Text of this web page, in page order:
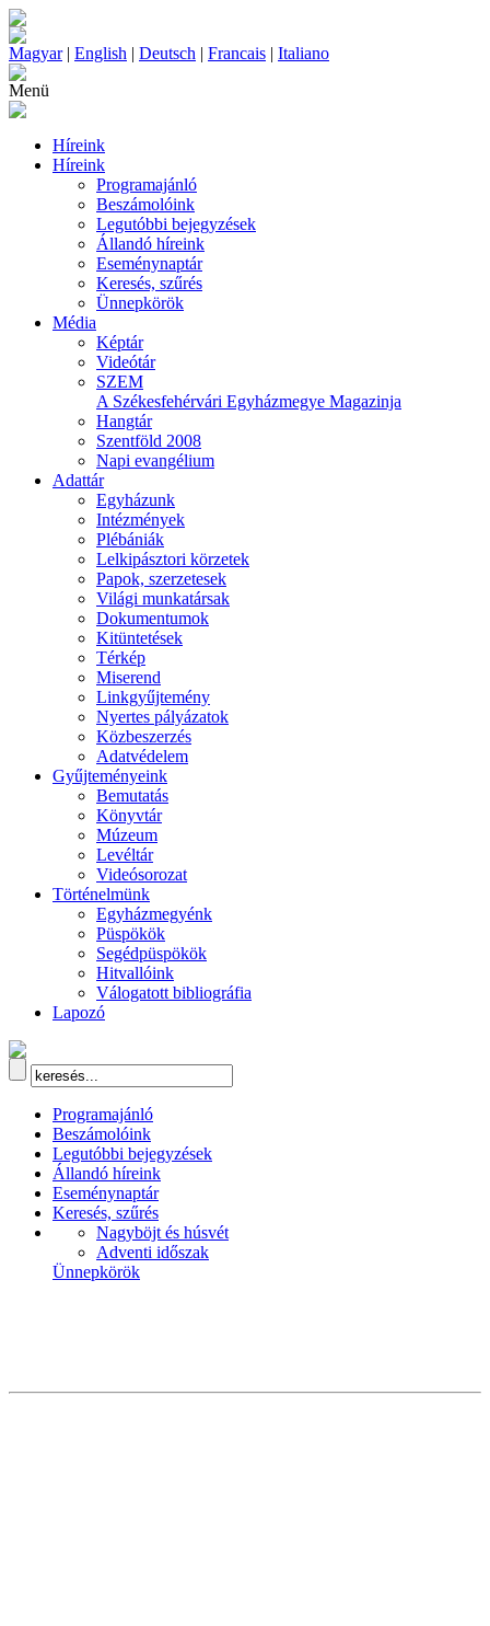
Magyar| English | Deutsch | Francais | Italiano
Menü
Híreink
Híreink
Programajánló
Beszámolóink
Legutóbbi bejegyzések
Állandó híreink
Eseménynaptár
Keresés, szűrés
Ünnepkörök
Média
Képtár
Videótár
SZEM
A Székesfehérvári Egyházmegye Magazinja
Hangtár
Szentföld 2008
Napi evangélium
Adattár
Egyházunk
Intézmények
Plébániák
Lelkipásztori körzetek
Papok, szerzetesek
Világi munkatársak
Dokumentumok
Kitüntetések
Térkép
Miserend
Linkgyűjtemény
Nyertes pályázatok
Közbeszerzés
Adatvédelem
Gyűjteményeink
Bemutatás
Könyvtár
Múzeum
Levéltár
Videósorozat
Történelmünk
Egyházmegyénk
Püspökök
Segédpüspökök
Hitvallóink
Válogatott bibliográfia
Lapozó
Programajánló
Beszámolóink
Legutóbbi bejegyzések
Állandó híreink
Eseménynaptár
Keresés, szűrés
Nagyböjt és húsvét
Adventi időszak
Ünnepkörök